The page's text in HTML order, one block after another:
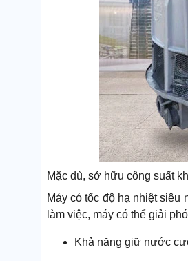
Mặc dù, sở hữu công suất
Máy có tốc độ hạ nhiệt
làm việc, máy có thể giải
Khả năng giữ nước